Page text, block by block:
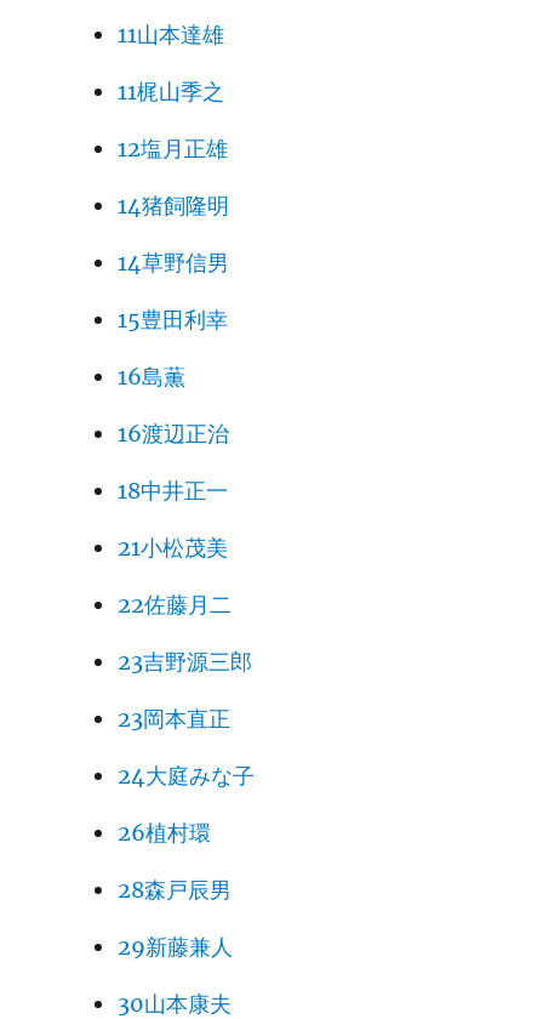
11山本達雄
11梶山季之
12塩月正雄
14猪飼隆明
14草野信男
15豊田利幸
16島薫
16渡辺正治
18中井正一
21小松茂美
22佐藤月二
23吉野源三郎
23岡本直正
24大庭みな子
26植村環
28森戸辰男
29新藤兼人
30山本康夫